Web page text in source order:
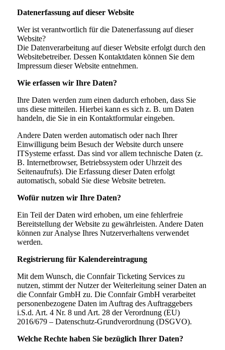
Datenerfassung auf dieser Website
Wer ist verantwortlich für die Datenerfassung auf dieser
Website?
Die Datenverarbeitung auf dieser Website erfolgt durch den
Websitebetreiber. Dessen Kontaktdaten können Sie dem
Impressum dieser Website entnehmen.
Wie erfassen wir Ihre Daten?
Ihre Daten werden zum einen dadurch erhoben, dass Sie
uns diese mitteilen. Hierbei kann es sich z. B. um Daten
handeln, die Sie in ein Kontaktformular eingeben.
Andere Daten werden automatisch oder nach Ihrer
Einwilligung beim Besuch der Website durch unsere
ITSysteme erfasst. Das sind vor allem technische Daten (z.
B. Internetbrowser, Betriebssystem oder Uhrzeit des
Seitenaufrufs). Die Erfassung dieser Daten erfolgt
automatisch, sobald Sie diese Website betreten.
Wofür nutzen wir Ihre Daten?
Ein Teil der Daten wird erhoben, um eine fehlerfreie
Bereitstellung der Website zu gewährleisten. Andere Daten
können zur Analyse Ihres Nutzerverhaltens verwendet
werden.
Registrierung für Kalendereintragung
Mit dem Wunsch, die Connfair Ticketing Services zu
nutzen, stimmt der Nutzer der Weiterleitung seiner Daten an
die Connfair GmbH zu. Die Connfair GmbH verarbeitet
personenbezogene Daten im Auftrag des Auftraggebers
i.S.d. Art. 4 Nr. 8 und Art. 28 der Verordnung (EU)
2016/679 – Datenschutz-Grundverordnung (DSGVO).
Welche Rechte haben Sie bezüglich Ihrer Daten?